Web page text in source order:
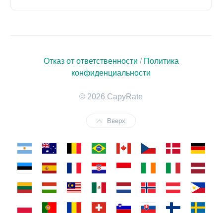
Отказ от ответственности / Политика
конфиденциальности
© 2026 CapyRate
Вверх